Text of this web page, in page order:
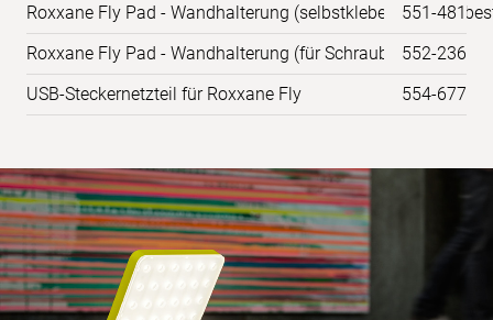
Roxxane Fly Pad - Wandhalterung (selbstklebend mit551-481
Roxxane Fly Pad - Wandhalterung (für Schraubmontage)
552-236
USB-Steckernetzteil für Roxxane Fly
554-677
Anwendungs-
Bilder